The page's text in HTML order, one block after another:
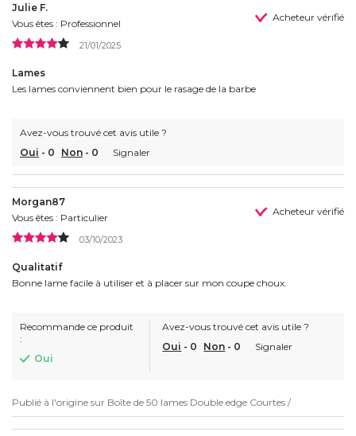
Julie F.
Vous êtes : Professionnel
Acheteur vérifié
21/01/2025
Lames
Les lames conviennent bien pour le rasage de la barbe
Avez-vous trouvé cet avis utile ?
Oui - 0 Non - 0 Signaler
Morgan87
Vous êtes : Particulier
Acheteur vérifié
03/10/2023
Qualitatif
Bonne lame facile à utiliser et à placer sur mon coupe choux.
Recommande ce produit
:
Oui
Avez-vous trouvé cet avis utile ?
Oui - 0 Non - 0 Signaler
Publié à l'origine sur Boîte de 50 lames Double edge Courtes /